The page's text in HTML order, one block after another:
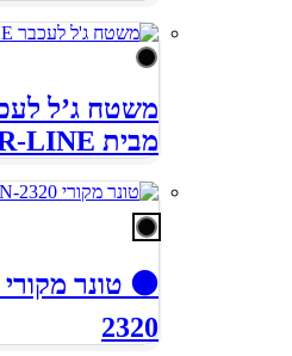
מבית SILVER-LINE
2320